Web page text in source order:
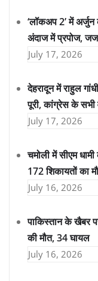
‘लॉकअप 2’ में अर्जुन
अंदाज में प्रपोज,
July 17, 2026
देहरादून में राहुल
पूरी, कांग्रेस के सभी
July 17, 2026
चमोली में सीएम
172 शिकायतों का
July 16, 2026
पाकिस्तान के खैबर
की मौत, 34 घायल
July 16, 2026